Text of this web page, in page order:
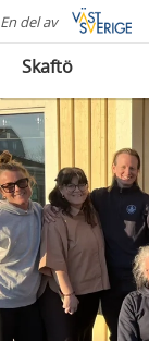
En del av
Skaftö